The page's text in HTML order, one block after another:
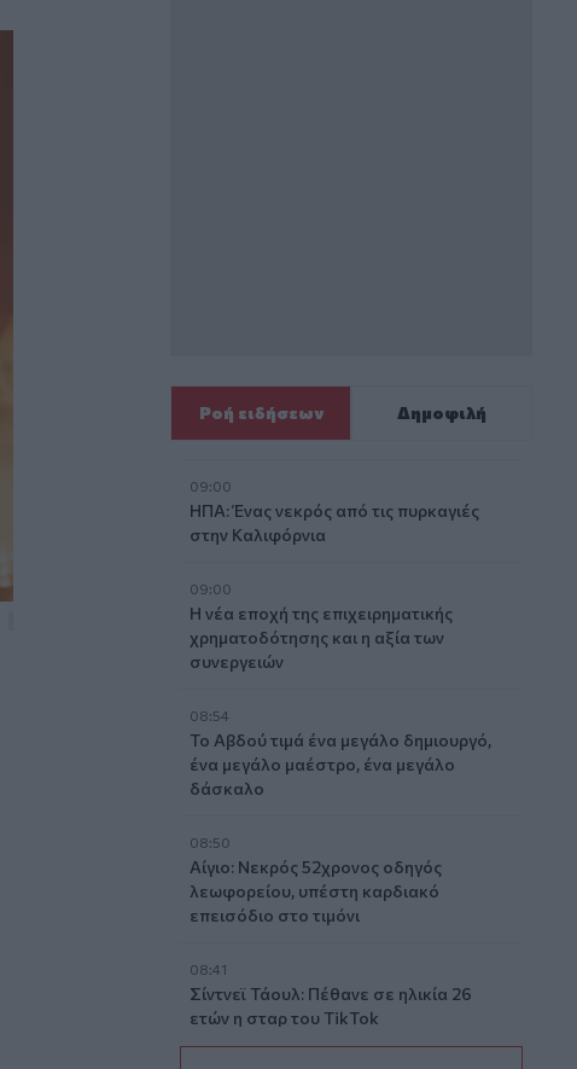
Ροή ειδήσεων Δημοφιλή
09:00
ΗΠΑ: Ένας νεκρός από τις πυρκαγιές
στην Καλιφόρνια
09:00
Η νέα εποχή της επιχειρηματικής
χρηματοδότησης και η αξία των
συνεργειών
08:54
Το Αβδού τιμά ένα μεγάλο δημιουργό,
ένα μεγάλο μαέστρο, ένα μεγάλο
δάσκαλο
08:50
Αίγιο: Νεκρός 52χρονος οδηγός
λεωφορείου, υπέστη καρδιακό
επεισόδιο στο τιμόνι
08:41
Σίντνεϊ Τάουλ: Πέθανε σε ηλικία 26
ετών η σταρ του TikTok